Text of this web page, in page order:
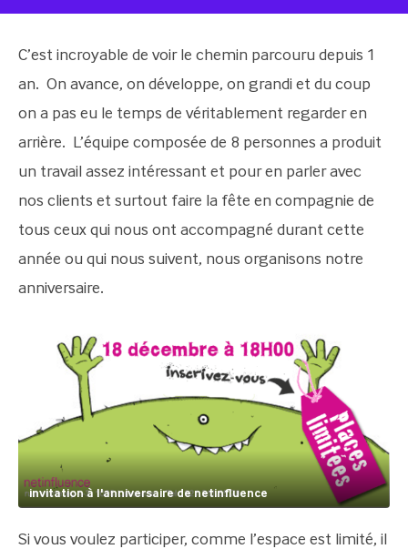
C’est incroyable de voir le chemin parcouru depuis 1
an. On avance, on développe, on grandi et du coup
on a pas eu le temps de véritablement regarder en
arrière. L’équipe composée de 8 personnes a produit
un travail assez intéressant et pour en parler avec
nos clients et surtout faire la fête en compagnie de
tous ceux qui nous ont accompagné durant cette
année ou qui nous suivent, nous organisons notre
anniversaire.
invitation à l'anniversaire de netinfluence
Si vous voulez participer, comme l’espace est limité, il